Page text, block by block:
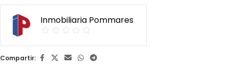
Inmobiliaria Pommares
Compartir: